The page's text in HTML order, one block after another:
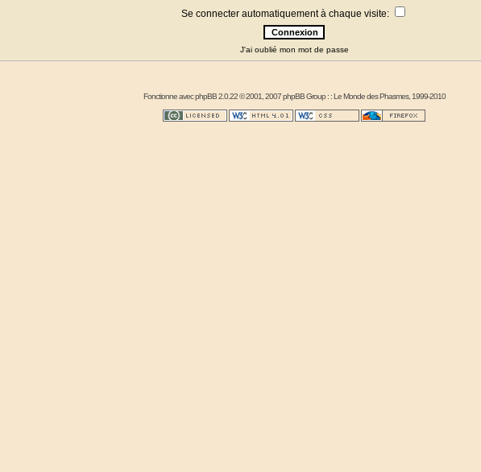
Se connecter automatiquement à chaque visite:
J'ai oublié mon mot de passe
Fonctionne avecphpBB2.0.22 © 2001, 2007 phpBB Group : :Le Monde des Phasmes, 1999-2010